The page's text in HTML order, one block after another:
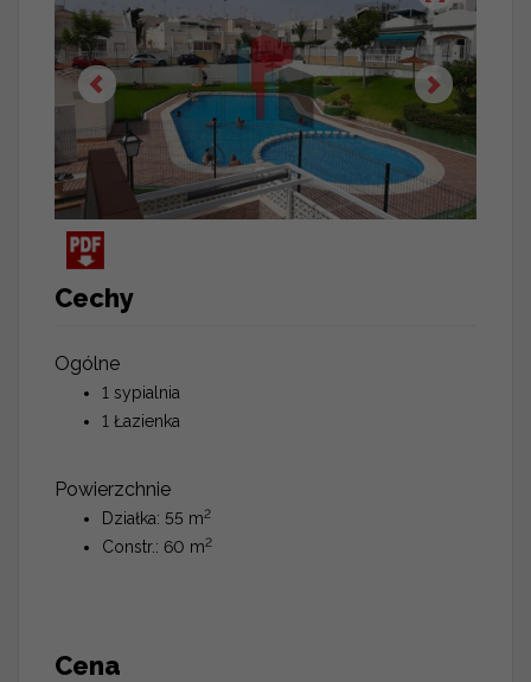
Cechy
Ogólne
1 sypialnia
1 Łazienka
Powierzchnie
Działka: 55 m2
Constr.: 60 m2
Cena